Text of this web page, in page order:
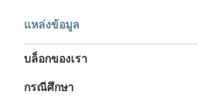
แหล่งข้อมูล
บล็อกของเรา
กรณีศึกษา